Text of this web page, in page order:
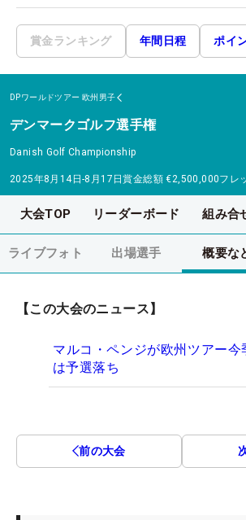
賞金ランキング 年間日程 ポイ
DPワールドツアー 欧州男子
デンマークゴルフ選手権
Danish Golf Championship
2025年8月14日-8月17日賞金総額 €2,500,000フレ
大会TOP リーダーボード 組み合
ライブフォト 出場選手 概要な
【この大会のニュース】
マルコ・ペンジが欧州ツアー
は予選落ち
前の大会